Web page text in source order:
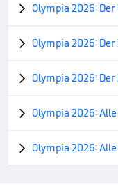
 Olympia 2026:
 Olympia 2026:
 Olympia 2026:
 Olympia 2026:
 Olympia 2026: